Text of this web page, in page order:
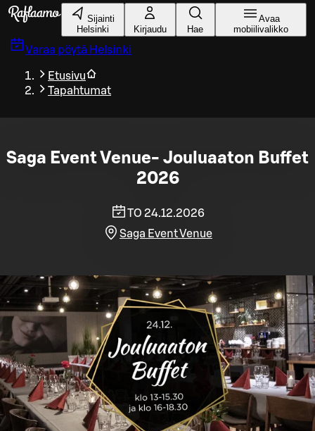
Siirry pääsisältöön
Sijainti
Helsinki
Kirjaudu Hae
Avaa
mobiilivalikko
Varaa pöytä Helsinki
Etusivu
Tapahtumat
Saga Event Venue- Jouluaaton Buffet
2026
TO 24.12.2026
Saga Event Venue